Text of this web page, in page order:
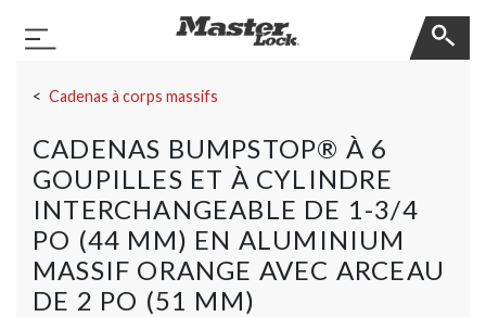
Basculer la navigation
Cadenas à corps massifs
CADENAS BUMPSTOP® À 6
GOUPILLES ET À CYLINDRE
INTERCHANGEABLE DE 1-3/4
PO (44 MM) EN ALUMINIUM
MASSIF ORANGE AVEC ARCEAU
DE 2 PO (51 MM)